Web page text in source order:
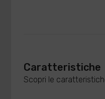
Caratteristiche
Scopri le